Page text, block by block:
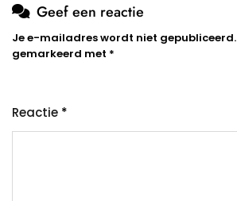
Geef een reactie
Je e-mailadres wordt niet gepubliceerd.
gemarkeerd met *
Reactie *